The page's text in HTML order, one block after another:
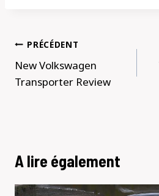
Navigation
de
l’article
PRÉCÉDENT
New Volkswagen
Transporter Review
A lire également